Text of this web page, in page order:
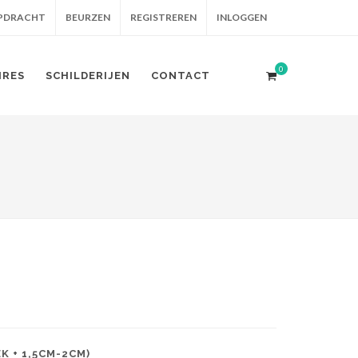
BEURZEN REGISTREREN INLOGGEN
SCHILDERIJEN CONTACT
0
+ 1,5CM-2CM)